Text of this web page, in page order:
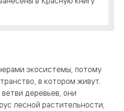
экосистемы, потому
в котором живут.
деревьев, они
лесной растительности,